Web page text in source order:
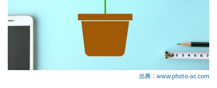
出典：www.photo-ac.com